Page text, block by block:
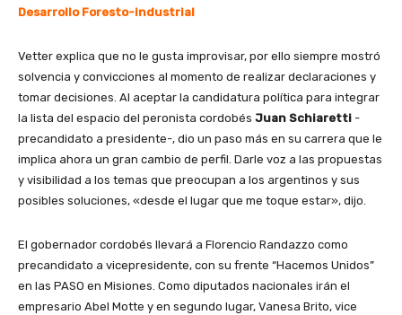
Desarrollo Foresto-industrial
Vetter explica que no le gusta improvisar, por ello siempre mostró
solvencia y convicciones al momento de realizar declaraciones y
tomar decisiones. Al aceptar la candidatura política para integrar
la lista del espacio del peronista cordobés Juan Schiaretti -
precandidato a presidente-, dio un paso más en su carrera que le
implica ahora un gran cambio de perfil. Darle voz a las propuestas
y visibilidad a los temas que preocupan a los argentinos y sus
posibles soluciones, «desde el lugar que me toque estar», dijo.
El gobernador cordobés llevará a Florencio Randazzo como
precandidato a vicepresidente, con su frente “Hacemos Unidos”
en las PASO en Misiones. Como diputados nacionales irán el
empresario Abel Motte y en segundo lugar, Vanesa Brito, vice